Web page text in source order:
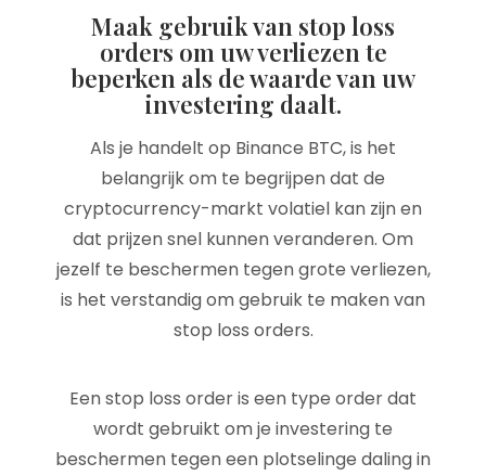
Maak gebruik van stop loss
orders om uw verliezen te
beperken als de waarde van uw
investering daalt.
Als je handelt op Binance BTC, is het
belangrijk om te begrijpen dat de
cryptocurrency-markt volatiel kan zijn en
dat prijzen snel kunnen veranderen. Om
jezelf te beschermen tegen grote verliezen,
is het verstandig om gebruik te maken van
stop loss orders.
Een stop loss order is een type order dat
wordt gebruikt om je investering te
beschermen tegen een plotselinge daling in